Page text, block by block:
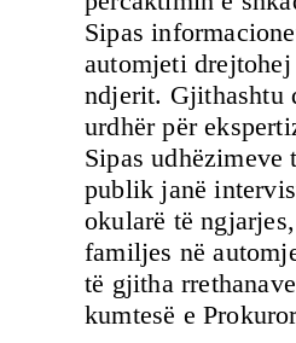
Sipas
automjeti
ndjerit. Gjithashtu
urdhër për
Sipas
publik janë
okularë të
familjes në
të gjitha
kumtesë e